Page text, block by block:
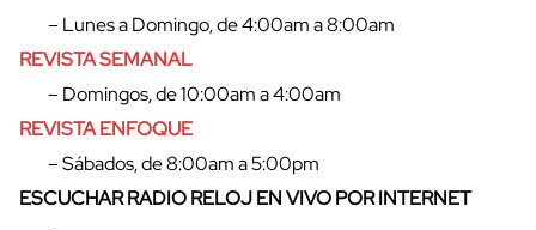
– Lunes a Domingo, de 4:00am a 8:00am
REVISTA SEMANAL
– Domingos, de 10:00am a 4:00am
REVISTA ENFOQUE
– Sábados, de 8:00am a 5:00pm
ESCUCHAR RADIO RELOJ EN VIVO POR INTERNET